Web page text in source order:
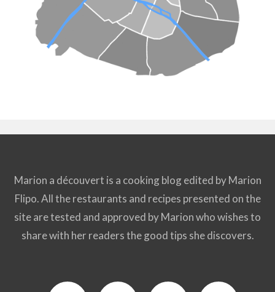
Marion a découvert is a cooking blog edited by Marion
Flipo. All the restaurants and recipes presented on the
site are tested and approved by Marion who wishes to
share with her readers the good tips she discovers.